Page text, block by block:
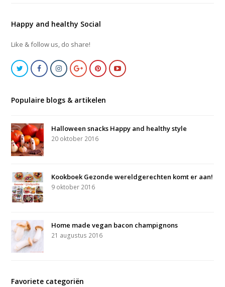
Happy and healthy Social
Like & follow us, do share!
Populaire blogs & artikelen
Halloween snacks Happy and healthy style
20 oktober 2016
Kookboek Gezonde wereldgerechten komt er aan!
9 oktober 2016
Home made vegan bacon champignons
21 augustus 2016
Favoriete categoriën